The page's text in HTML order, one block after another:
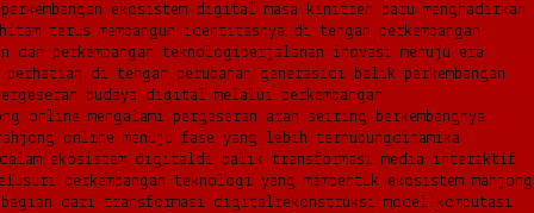
perkembangan ekosistem digital masa kinitren baru menghadirkan
terus membangun identitasnya di tengah perkembangan
dan perkembangan teknologiperjalanan inovasi menuju era
perhatian di tengah perubahan generasidi balik perkembangan
pergeseran budaya digital melalui perkembangan
online mengalami pergeseran arah seiring berkembangnya
online menuju fase yang lebih terhubungdinamika
dalam ekosistem digitaldi balik transformasi media interaktif
perkembangan teknologi yang membentuk ekosistem mahjong
bagian dari transformasi digitalrekonstruksi model komputasi